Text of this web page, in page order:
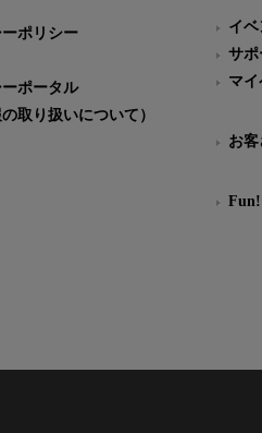
ポリシー
ポータル
の取り扱いについて）
イベ
サポ
マ
お